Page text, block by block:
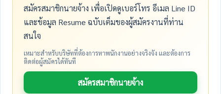
สมัครสมาชิกนายจ้าง เพื่อเปิดดูเบอร์โทร อีเมล Line ID
และข้อมูล Resume ฉบับเต็มของผู้สมัครงานที่ท่าน
สนใจ
เหมาะสำหรับบริษัทที่ต้องการหาพนักงานอย่างจริงจัง และต้องการ
ติดต่อผู้สมัครได้ทันที
สมัครสมาชิกนายจ้าง